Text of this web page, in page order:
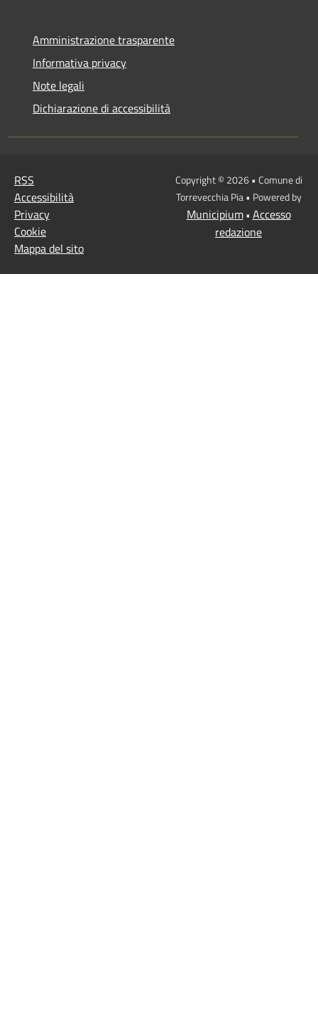
Amministrazione trasparente
Informativa privacy
Note legali
Dichiarazione di accessibilità
RSS
Accessibilità
Privacy
Cookie
Mappa del sito
Copyright © 2026 • Comune di
Torrevecchia Pia • Powered by
Municipium• Accesso
redazione